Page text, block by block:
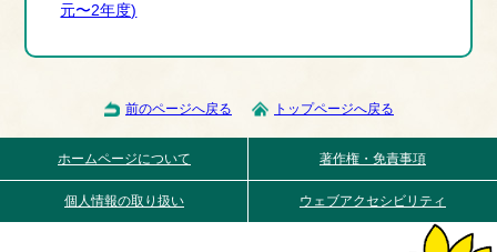
元〜2年度)
前のページへ戻る トップページへ戻る
ホームページについて 著作権・免責事項
個人情報の取り扱い ウェブアクセシビリティ